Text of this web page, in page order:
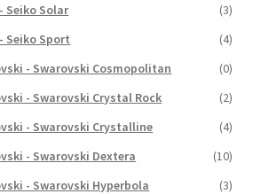
Seiko Solar
(3)
Seiko Sport
(4)
- Swarovski Cosmopolitan
(0)
- Swarovski Crystal Rock
(2)
- Swarovski Crystalline
(4)
- Swarovski Dextera
(10)
- Swarovski Hyperbola
(3)